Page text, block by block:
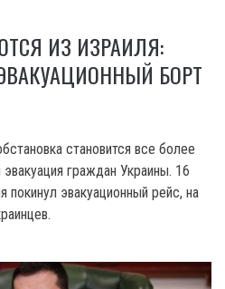
ИЗ ИЗРАИЛЯ:
БОРТ
становится все более
граждан Украины. 16
покинул эвакуационный рейс, на